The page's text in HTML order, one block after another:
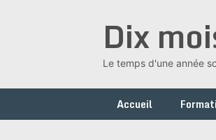
Dix
Le temps d'une année
Accueil